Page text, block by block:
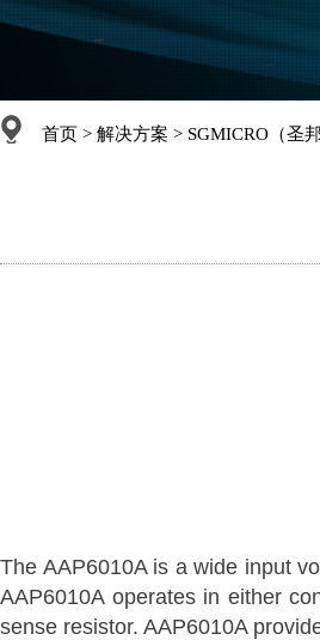
首页 > 解决方案 > SGMICRO（圣
The AAP6010A is a wide input
AAP6010A operates in either
sense resistor. AAP6010A